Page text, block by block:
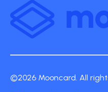
©2026 Mooncard. All